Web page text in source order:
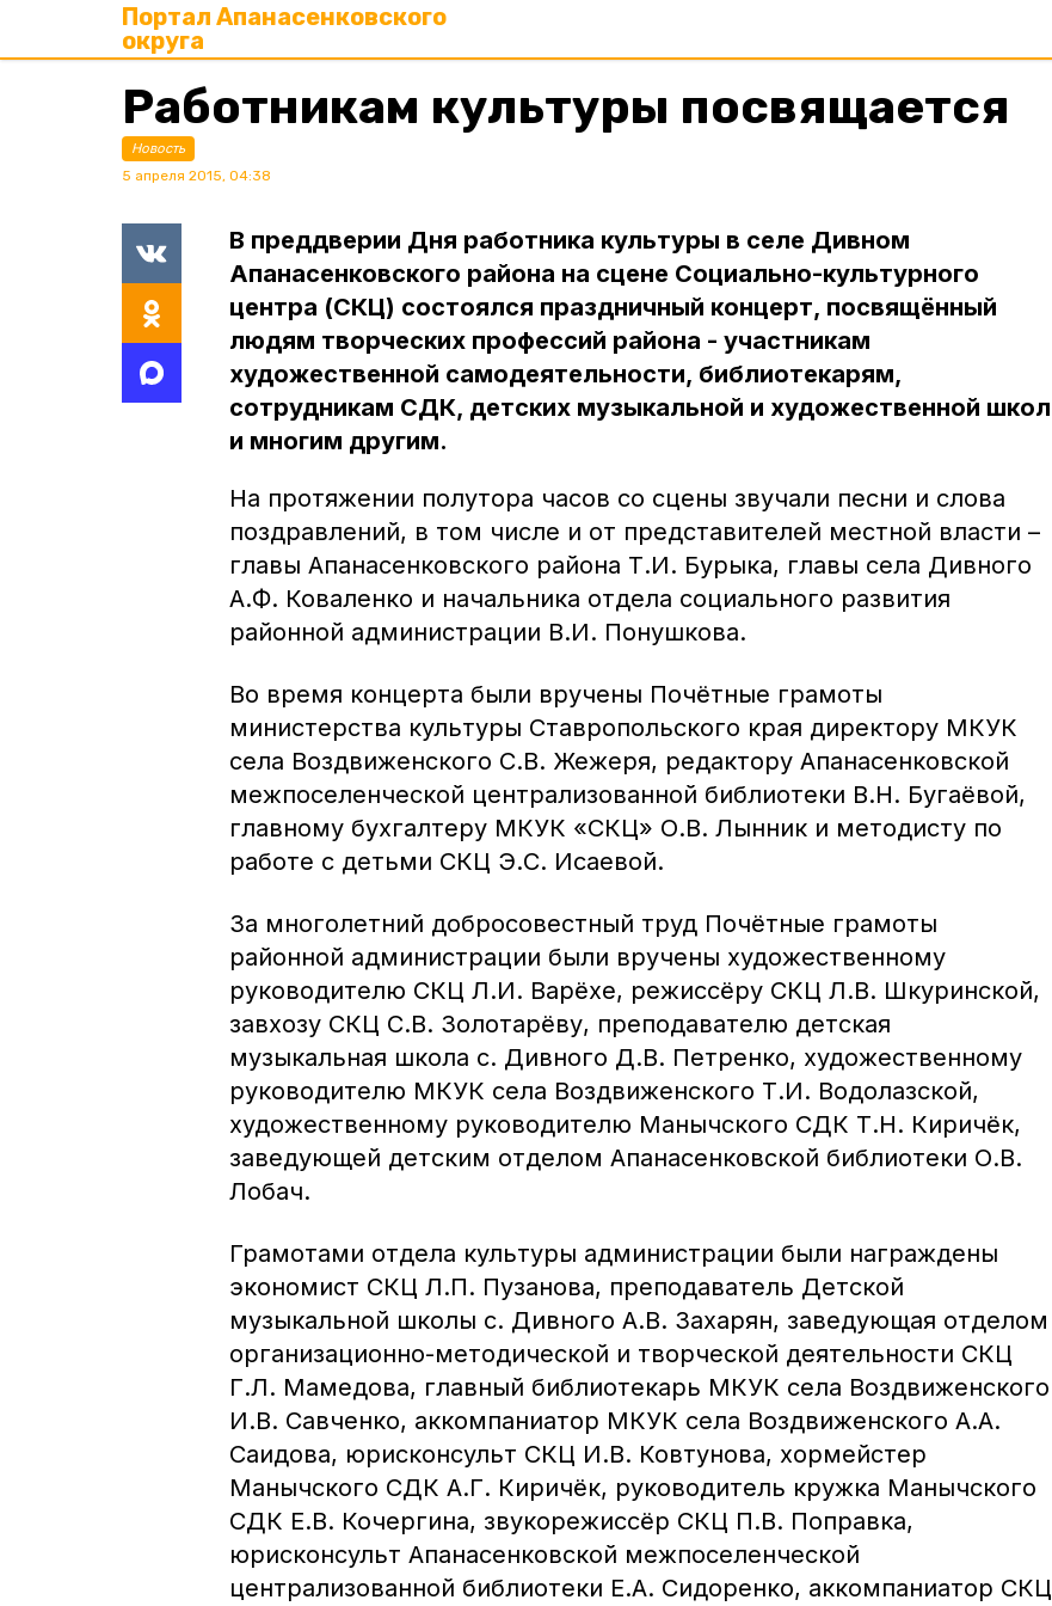
Портал Апанасенковского
округа
Работникам культуры посвящается
Новость
5 апреля 2015, 04:38
В преддверии Дня работника культуры в селе Дивном
Апанасенковского района на сцене Социально-культурного
центра (СКЦ) состоялся праздничный концерт, посвящённый
людям творческих профессий района - участникам
художественной самодеятельности, библиотекарям,
сотрудникам СДК, детских музыкальной и художественной школ
и многим другим.
На протяжении полутора часов со сцены звучали песни и слова
поздравлений, в том числе и от представителей местной власти –
главы Апанасенковского района Т.И. Бурыка, главы села Дивного
А.Ф. Коваленко и начальника отдела социального развития
районной администрации В.И. Понушкова.
Во время концерта были вручены Почётные грамоты
министерства культуры Ставропольского края директору МКУК
села Воздвиженского С.В. Жежеря, редактору Апанасенковской
межпоселенческой централизованной библиотеки В.Н. Бугаёвой,
главному бухгалтеру МКУК «СКЦ» О.В. Лынник и методисту по
работе с детьми СКЦ Э.С. Исаевой.
За многолетний добросовестный труд Почётные грамоты
районной администрации были вручены художественному
руководителю СКЦ Л.И. Варёхе, режиссёру СКЦ Л.В. Шкуринской,
завхозу СКЦ С.В. Золотарёву, преподавателю детская
музыкальная школа с. Дивного Д.В. Петренко, художественному
руководителю МКУК села Воздвиженского Т.И. Водолазской,
художественному руководителю Манычского СДК Т.Н. Киричёк,
заведующей детским отделом Апанасенковской библиотеки О.В.
Лобач.
Грамотами отдела культуры администрации были награждены
экономист СКЦ Л.П. Пузанова, преподаватель Детской
музыкальной школы с. Дивного А.В. Захарян, заведующая отделом
организационно-методической и творческой деятельности СКЦ
Г.Л. Мамедова, главный библиотекарь МКУК села Воздвиженского
И.В. Савченко, аккомпаниатор МКУК села Воздвиженского А.А.
Саидова, юрисконсульт СКЦ И.В. Ковтунова, хормейстер
Манычского СДК А.Г. Киричёк, руководитель кружка Манычского
СДК Е.В. Кочергина, звукорежиссёр СКЦ П.В. Поправка,
юрисконсульт Апанасенковской межпоселенческой
централизованной библиотеки Е.А. Сидоренко, аккомпаниатор СКЦ